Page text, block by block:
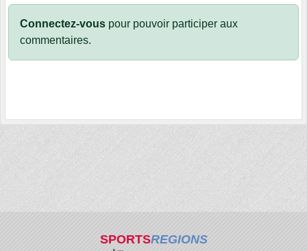
Connectez-vous pour pouvoir participer aux
commentaires.
SPORTSREGIONS